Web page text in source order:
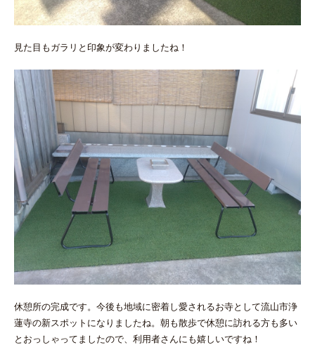
見た目もガラリと印象が変わりましたね！
休憩所の完成です。今後も地域に密着し愛されるお寺として流山市浄
蓮寺の新スポットになりましたね。朝も散歩で休憩に訪れる方も多い
とおっしゃってましたので、利用者さんにも嬉しいですね！